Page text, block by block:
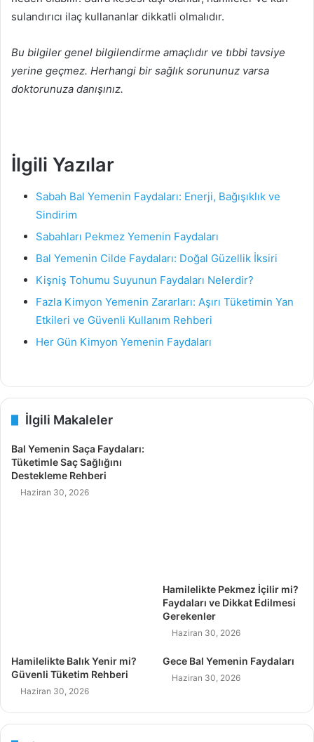
sulandırıcı ilaç kullananlar dikkatli olmalıdır.
Bu bilgiler genel bilgilendirme amaçlıdır ve tıbbi tavsiye
yerine geçmez. Herhangi bir sağlık sorununuz varsa
doktorunuza danışınız.
İlgili Yazılar
Sabah Bal Yemenin Faydaları: Enerji, Bağışıklık ve
Sindirim
Sabahları Pekmez Yemenin Faydaları
Bal Yemenin Cilde Faydaları: Doğal Güzellik İksiri
Kişniş Tohumu Suyunun Faydaları Nelerdir?
Fazla Kimyon Yemenin Zararları: Aşırı Tüketimin Yan
Etkileri ve Güvenli Kullanım Rehberi
Her Gün Kimyon Yemenin Faydaları
İlgili Makaleler
Bal Yemenin Saça Faydaları:
Tüketimle Saç Sağlığını
Destekleme Rehberi
Haziran 30, 2026
Hamilelikte Pekmez İçilir mi?
Faydaları ve Dikkat Edilmesi
Gerekenler
Haziran 30, 2026
Hamilelikte Balık Yenir mi?
Güvenli Tüketim Rehberi
Haziran 30, 2026
Gece Bal Yemenin Faydaları
Haziran 30, 2026